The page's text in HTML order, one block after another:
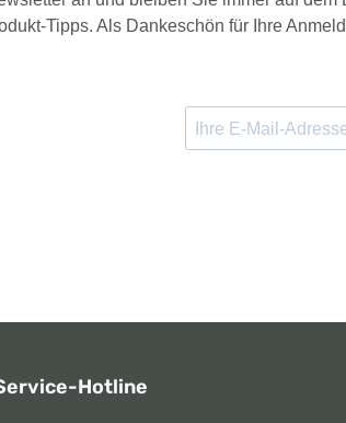
Tipps. Als Dankeschön für Ihre
Hotline